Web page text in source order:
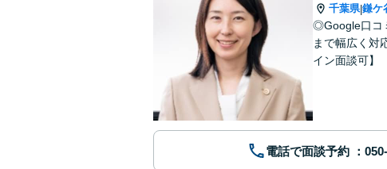
千葉県|鎌ケ
◎Google口コ
まで幅広く対
イン面談可】
電話で面談予約